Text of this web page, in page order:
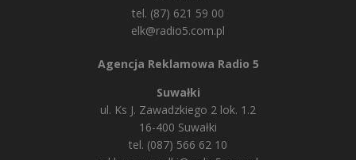
tel. (87) 621 59 00
elk@radio5.com.pl
Agencja Reklamowa Radio 5
Suwałki
ul. Ks J. Zawadzkiego 2 lok. 1.2
16-400 Suwałki
tel. (087) 566 62 10